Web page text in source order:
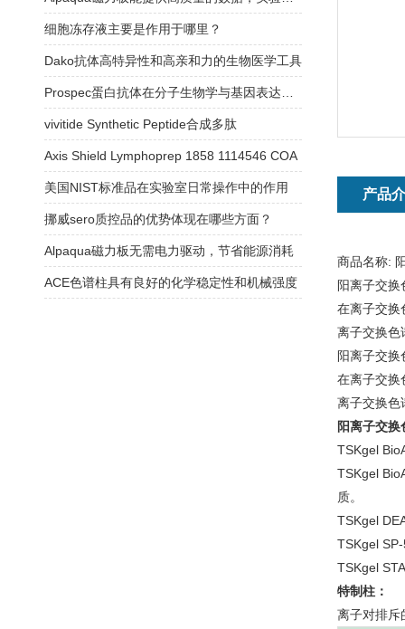
产品
商品名称:
阳离子交换
在离子交换
离子交换色
阳离子交换
在离子交换
离子交换色
阳离子交换
TSKgel
TSKgel
质。
TSKgel
TSKgel
TSKgel
特制柱：
离子对排斥
细胞冻存液主要是作用于哪里？
Dako抗体高特异性和高亲和力的生物医学工具
vivitide Synthetic Peptide合成多肽
Axis Shield Lymphoprep 1858 1114546 COA
美国NIST标准品在实验室日常操作中的作用
挪威sero质控品的优势体现在哪些方面？
Alpaqua磁力板无需电力驱动，节省能源消耗
ACE色谱柱具有良好的化学稳定性和机械强度